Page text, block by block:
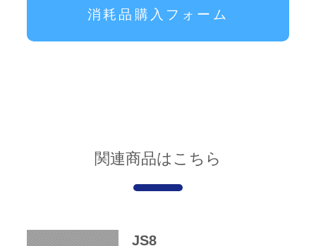
消耗品購入フォーム
関連商品はこちら
JS8